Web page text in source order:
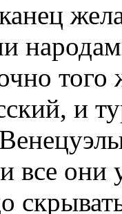
того
и
все они